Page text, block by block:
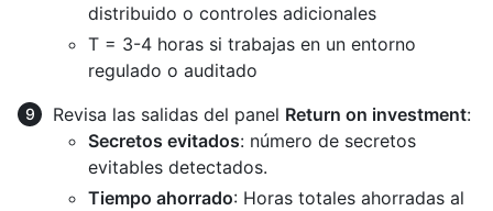
distribuido o controles adicionales
T = 3-4 horas si trabajas en un entorno
regulado o auditado
Revisa las salidas del panel Return on investment:
Secretos evitados: número de secretos
evitables detectados.
Tiempo ahorrado: Horas totales ahorradas al